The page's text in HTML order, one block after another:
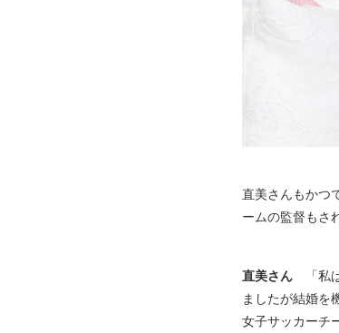
直美さんもかつ
ームの監督もさ
直美さん
「
ましたが結婚を
女子サッカーチ